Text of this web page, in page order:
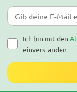
Ich bin mit den
einverstanden